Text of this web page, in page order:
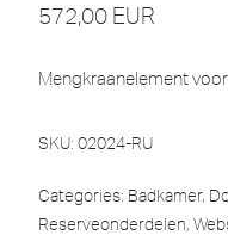
572,00 EUR
Mengkraanelement
SKU: 02024-RU
Categories: Badkamer,
Reserveonderdelen,